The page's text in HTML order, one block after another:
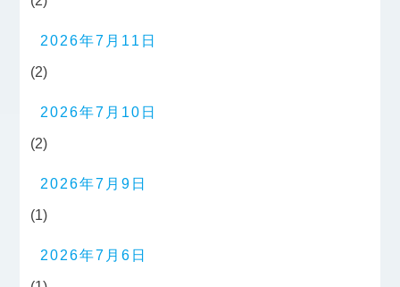
2026年7月11日
(2)
2026年7月10日
(2)
2026年7月9日
(1)
2026年7月6日